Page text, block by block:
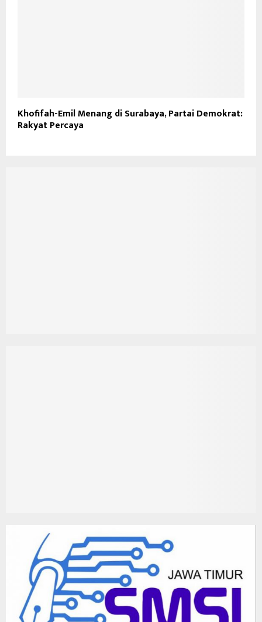
Khofifah-Emil Menang di Surabaya, Partai Demokrat:
Rakyat Percaya